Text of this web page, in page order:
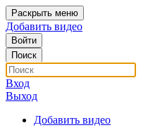
Раскрыть меню
Добавить видео
Войти
Поиск
Вход
Выход
Добавить видео